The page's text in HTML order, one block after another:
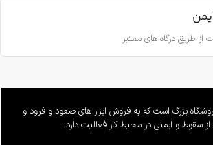
از طریق درگاه های معتبر
بزرگ است که به فروش ابزار های صعود و فرود و
سقوط و ایمنی در محیط کار فعالیت دارد.